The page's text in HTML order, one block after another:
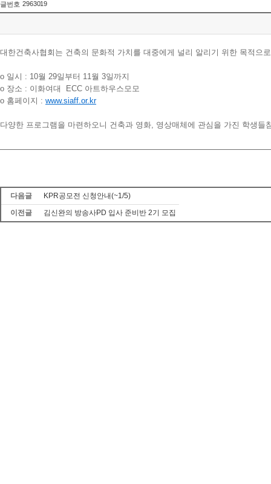
글번호 2963019
대한건축사협회는 건축의 문화적 가치를 대중에게 널리 알리기 위한 목적으
o 일시 : 10월 29일부터 11월 3일까지
o 장소 : 이화여대 ECC 아트하우스모모
o 홈페이지 : www.siaff.or.kr
다양한 프로그램을 마련하오니 건축과 영화, 영상매체에 관심을 가진 학생들
다음글
KPR공모전 신청안내(~1/5)
이전글
김신완의 방송사PD 입사 준비반 2기 모집